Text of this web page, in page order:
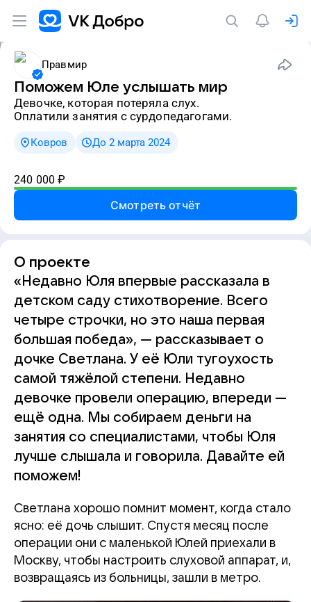
Правмир
Поможем Юле услышать мир
девочке, которая потеряла слух.
Оплатили занятия с сурдопедагогами.
Ковров До 2 марта 2024
240 000 ₽
Смотреть отчёт
О проекте
«Недавно Юля впервые рассказала в
детском саду стихотворение. Всего
четыре строчки, но это наша первая
большая победа», — рассказывает о
дочке Светлана. У её Юли тугоухость
самой тяжёлой степени. Недавно
девочке провели операцию, впереди —
ещё одна. Мы собираем деньги на
занятия со специалистами, чтобы Юля
лучше слышала и говорила. Давайте ей
поможем!
Светлана хорошо помнит момент, когда стало
ясно: её дочь слышит. Спустя месяц после
операции они с маленькой Юлей приехали в
Москву, чтобы настроить слуховой аппарат, и,
возвращаясь из больницы, зашли в метро.